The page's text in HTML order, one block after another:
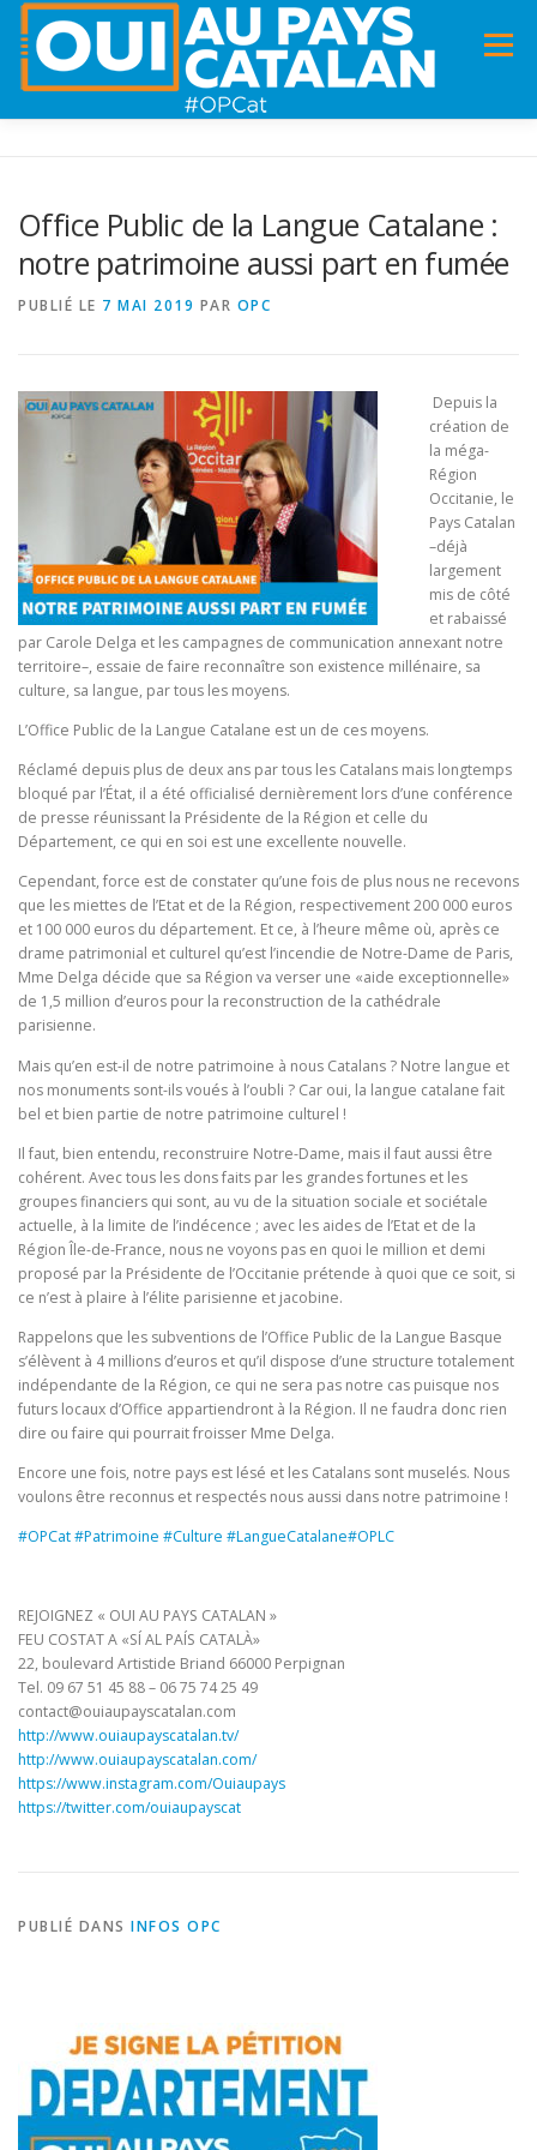
Menu
PANNEAUX POUR MA COMMUNE ! VIDÉOS
Office Public de la Langue Catalane :
notre patrimoine aussi part en fumée
PUBLIÉ LE 7 MAI 2019 PAR OPC
Depuis la
création de
la méga-
Région
Occitanie, le
Pays Catalan
–déjà
largement
mis de côté
et rabaissé
par Carole Delga et les campagnes de communication annexant notre
territoire–, essaie de faire reconnaître son existence millénaire, sa
culture, sa langue, par tous les moyens.
L’Office Public de la Langue Catalane est un de ces moyens.
Réclamé depuis plus de deux ans par tous les Catalans mais longtemps
bloqué par l’État, il a été officialisé dernièrement lors d’une conférence
de presse réunissant la Présidente de la Région et celle du
Département, ce qui en soi est une excellente nouvelle.
Cependant, force est de constater qu’une fois de plus nous ne recevons
que les miettes de l’Etat et de la Région, respectivement 200 000 euros
et 100 000 euros du département. Et ce, à l’heure même où, après ce
drame patrimonial et culturel qu’est l’incendie de Notre-Dame de Paris,
Mme Delga décide que sa Région va verser une «aide exceptionnelle»
de 1,5 million d’euros pour la reconstruction de la cathédrale
parisienne.
Mais qu’en est-il de notre patrimoine à nous Catalans ? Notre langue et
nos monuments sont-ils voués à l’oubli ? Car oui, la langue catalane fait
bel et bien partie de notre patrimoine culturel !
Il faut, bien entendu, reconstruire Notre-Dame, mais il faut aussi être
cohérent. Avec tous les dons faits par les grandes fortunes et les
groupes financiers qui sont, au vu de la situation sociale et sociétale
actuelle, à la limite de l’indécence ; avec les aides de l’Etat et de la
Région Île-de-France, nous ne voyons pas en quoi le million et demi
proposé par la Présidente de l’Occitanie prétende à quoi que ce soit, si
ce n’est à plaire à l’élite parisienne et jacobine.
Rappelons que les subventions de l’Office Public de la Langue Basque
s’élèvent à 4 millions d’euros et qu’il dispose d’une structure totalement
indépendante de la Région, ce qui ne sera pas notre cas puisque nos
futurs locaux d’Office appartiendront à la Région. Il ne faudra donc rien
dire ou faire qui pourrait froisser Mme Delga.
Encore une fois, notre pays est lésé et les Catalans sont muselés. Nous
voulons être reconnus et respectés nous aussi dans notre patrimoine !
#OPCat#Patrimoine #Culture #LangueCatalane#OPLC
REJOIGNEZ « OUI AU PAYS CATALAN »
FEU COSTAT A «SÍ AL PAÍS CATALÀ»
22, boulevard Artistide Briand 66000 Perpignan
Tel. 09 67 51 45 88 – 06 75 74 25 49
contact@ouiaupayscatalan.com
http://www.ouiaupayscatalan.tv/
http://www.ouiaupayscatalan.com/
https://www.instagram.com/Ouiaupays
https://twitter.com/ouiaupayscat
PUBLIÉ DANS INFOS OPC